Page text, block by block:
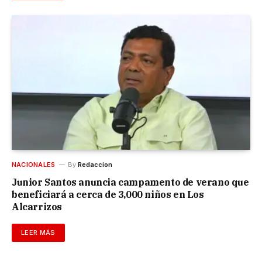
NACIONALES By Redaccion
Junior Santos anuncia campamento de verano que
beneficiará a cerca de 3,000 niños en Los
Alcarrizos
LEER MÁS